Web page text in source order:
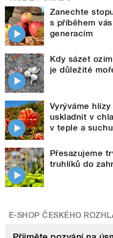
Zanechte
s příběhem
generacím
Kdy sázet
je důležité
Vyrýváme
uskladnit v
v teple a
Přesazujeme
truhlíků do
E-SHOP ČESKÉHO